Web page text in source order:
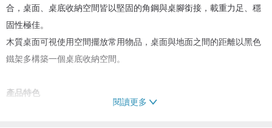
合，桌面、桌底收納空間皆以堅固的角鋼與桌腳銜接，載重力足、穩
固性極佳。
木質桌面可視使用空間擺放常用物品，桌面與地面之間的距離以黑色
鐵架多構築一個桌底收納空間。
產品特色
閱讀更多